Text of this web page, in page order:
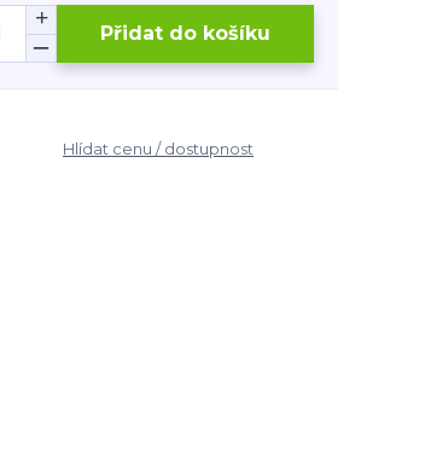
Přidat do košíku
Hlídat cenu / dostupnost